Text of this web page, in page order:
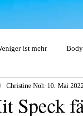
ist mehr Body
Speck
Christine Nöh 10. Mai 2022